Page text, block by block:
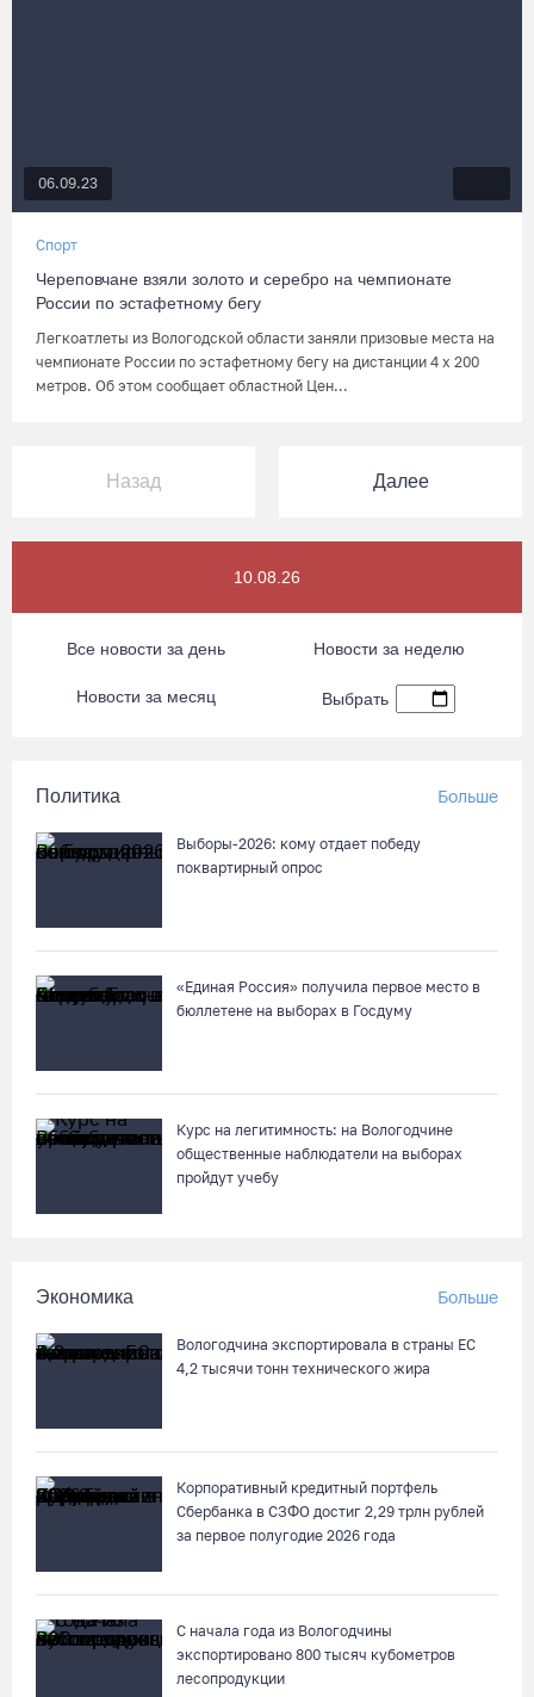
06.09.23
Спорт
Череповчане взяли золото и серебро на чемпионате
России по эстафетному бегу
Легкоатлеты из Вологодской области заняли призовые места на
чемпионате России по эстафетному бегу на дистанции 4 х 200
метров. Об этом сообщает областной Цен...
Назад Далее
10.08.26
Все новости за день Новости за неделю
Новости за месяц Выбрать
Политика Больше
Выборы-2026: кому отдает победу
поквартирный опрос
«Единая Россия» получила первое место в
бюллетене на выборах в Госдуму
Курс на легитимность: на Вологодчине
общественные наблюдатели на выборах
пройдут учебу
Экономика Больше
Вологодчина экспортировала в страны ЕС
4,2 тысячи тонн технического жира
Корпоративный кредитный портфель
Сбербанка в СЗФО достиг 2,29 трлн рублей
за первое полугодие 2026 года
С начала года из Вологодчины
экспортировано 800 тысяч кубометров
лесопродукции